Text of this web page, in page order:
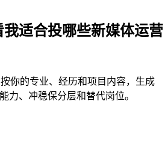
适合投哪些新媒体运营
按你的专业、经历和项目内容，生成
力、冲稳保分层和替代岗位。